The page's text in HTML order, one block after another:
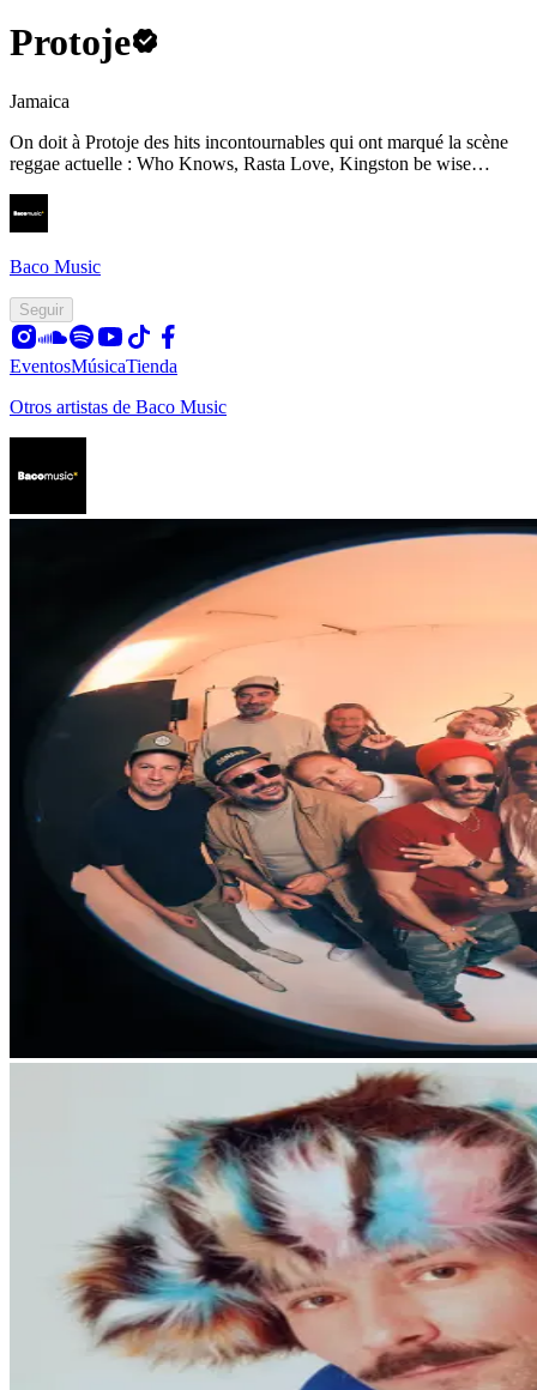
Protoje
Jamaica
On doit à Protoje des hits incontournables qui ont marqué la scène
reggae actuelle : Who Knows, Rasta Love, Kingston be wise…
Baco Music
Seguir
EventosMúsicaTienda
Otros artistas de Baco Music